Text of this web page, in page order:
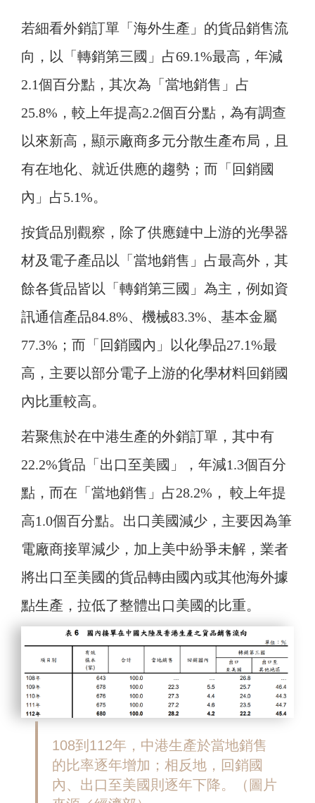
若細看外銷訂單「海外生產」的貨品銷售流
向，以「轉銷第三國」占69.1%最高，年減
2.1個百分點，其次為「當地銷售」占
25.8%，較上年提高2.2個百分點，為有調查
以來新高，顯示廠商多元分散生產布局，且
有在地化、就近供應的趨勢；而「回銷國
內」占5.1%。
按貨品別觀察，除了供應鏈中上游的光學器
材及電子產品以「當地銷售」占最高外，其
餘各貨品皆以「轉銷第三國」為主，例如資
訊通信產品84.8%、機械83.3%、基本金屬
77.3%；而「回銷國內」以化學品27.1%最
高，主要以部分電子上游的化學材料回銷國
內比重較高。
若聚焦於在中港生產的外銷訂單，其中有
22.2%貨品「出口至美國」，年減1.3個百分
點，而在「當地銷售」占28.2%， 較上年提
高1.0個百分點。出口美國減少，主要因為筆
電廠商接單減少，加上美中紛爭未解，業者
將出口至美國的貨品轉由國內或其他海外據
點生產，拉低了整體出口美國的比重。
108到112年，中港生產於當地銷售
的比率逐年增加；相反地，回銷國
內、出口至美國則逐年下降。（圖片